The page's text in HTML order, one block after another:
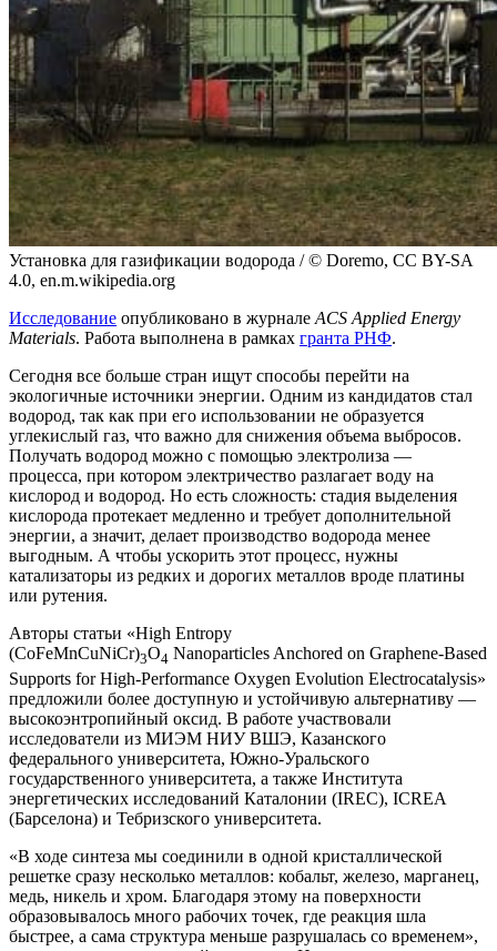
Установка для газификации водорода / © Doremo, CC BY-SA
4.0, en.m.wikipedia.org
Исследование опубликовано в журналеACS Applied Energy
Materials. Работа выполнена в рамках гранта РНФ.
Сегодня все больше стран ищут способы перейти на
экологичные источники энергии. Одним из кандидатов стал
водород, так как при его использовании не образуется
углекислый газ, что важно для снижения объема выбросов.
Получать водород можно с помощью электролиза —
процесса, при котором электричество разлагает воду на
кислород и водород. Но есть сложность: стадия выделения
кислорода протекает медленно и требует дополнительной
энергии, а значит, делает производство водорода менее
выгодным. А чтобы ускорить этот процесс, нужны
катализаторы из редких и дорогих металлов вроде платины
или рутения.
Авторы статьи «High Entropy
(CoFeMnCuNiCr)3O4 Nanoparticles Anchored on Graphene-Based
Supports for High-Performance Oxygen Evolution Electrocatalysis»
предложили более доступную и устойчивую альтернативу —
высокоэнтропийный оксид. В работе участвовали
исследователи из МИЭМ НИУ ВШЭ, Казанского
федерального университета, Южно-Уральского
государственного университета, а также Института
энергетических исследований Каталонии (IREC), ICREA
(Барселона) и Тебризского университета.
«В ходе синтеза мы соединили в одной кристаллической
решетке сразу несколько металлов: кобальт, железо, марганец,
медь, никель и хром. Благодаря этому на поверхности
образовывалось много рабочих точек, где реакция шла
быстрее, а сама структура меньше разрушалась со временем»,